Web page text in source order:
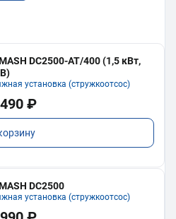
DC2500-AT/400 (1,5 кВт,
установка (стружкоотсос)
₽
DC2500
установка (стружкоотсос)